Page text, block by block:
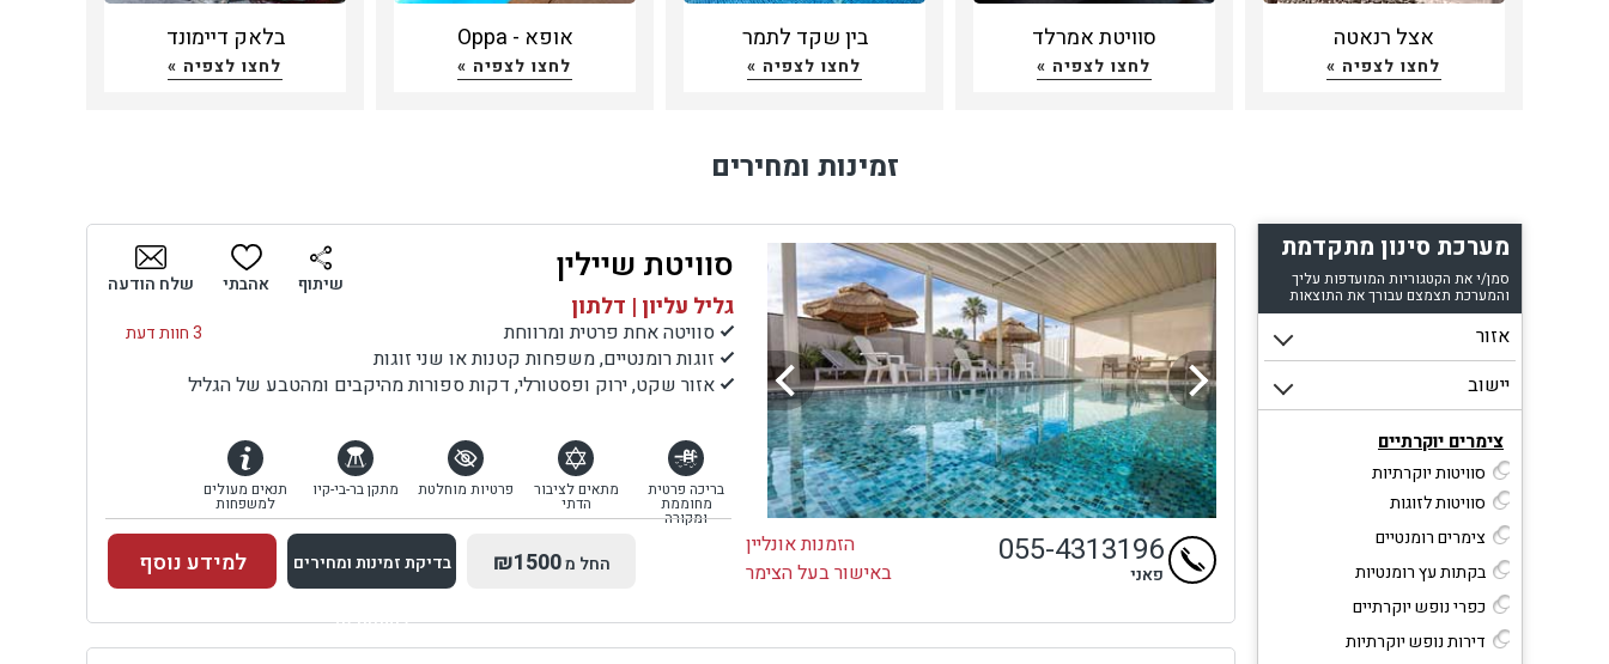
עצמו ו/או מבקש להיות מסווג בקטגוריית צימרים גיי פרנדלי.
אצל רנאטה
לחצו לצפיה »
סוויטת אמרלד
לחצו לצפיה »
בין שקד לתמר
לחצו לצפיה »
אופא - Oppa
לחצו לצפיה »
בלאק דיימונד
לחצו לצפיה »
זמינות ומחירים
מערכת סינון מתקדמת
סמן/י את הקטגוריות המועדפות עליך
והמערכת תצמצם עבורך את התוצאות
צימרים יוקרתיים
סוויטות יוקרתיות
סוויטות לזוגות
צימרים רומנטיים
בקתות עץ רומנטיות
כפרי נופש יוקרתיים
דירות נופש יוקרתיות
סוויטת שיילין
גליל עליון | דלתון
3 חוות דעת
סוויטה אחת פרטית ומרווחת
זוגות רומנטיים, משפחות קטנות או שני זוגות
אזור שקט, ירוק ופסטורלי, דקות ספורות מהיקבים ומהטבע של הגליל
שיתוף אהבתי שלח הודעה
בריכה פרטית
מחוממת
ומקורה
מתאים לציבור
הדתי
פרטיות מוחלטת מתקן בר-בי-קיו תנאים מעולים
למשפחות
הזמנות אונליין
באישור בעל הצימר
055-4313196
פאני החל מ₪1500 בדיקת זמינות ומחירים
למתחם זה
למידע נוסף